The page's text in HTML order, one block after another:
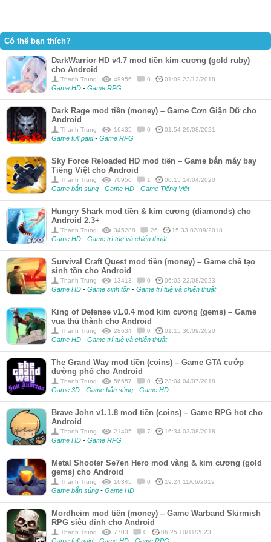
Có thể bạn thích?
DarkWarrior HD v4.7 mod tiền kim cương (gold ruby)
cho Android
Thanh Trung 49956 0 01:09 23/12/2018
Game HD - Game RPG
Dark Rage mod tiền (money) – Game Cơn Giận Dữ cho
Android
Thanh Trung 16435 0 01:54 29/08/2021
Game full paid- Game RPG
Sky Force Reloaded HD mod tiền – Game bắn máy bay
Tiếng Việt cho Android
Thanh Trung 70950 1 00:15 14/04/2020
Game bắn súng - Game HD - Game Tiếng Việt
Hungry Shark mod tiền & kim cương (diamonds) cho
Android 2.3+
Thanh Trung 345288 26 15:33 02/09/2018
Game HD - Game trí tuệ và chiến thuật
Survival Craft Quest mod tiền (money) – Game chế tạo
sinh tồn cho Android
Thanh Trung 13413 0 06:02 22/08/2023
Game HD - Game sinh tồn - Game trí tuệ và chiến thuật
King of Defense v1.0.4 mod kim cương (gems) – Game
vua thủ thành cho Android
Thanh Trung 28634 0 01:15 30/09/2020
Game HD - Game trí tuệ và chiến thuật
The Grand Way mod tiền (coins) – Game GTA cướp
đường phố cho Android
Thanh Trung 56657 0 23:04 04/07/2018
Game 3D - Game bắn súng - Game HD
Brave John v1.1.8 mod tiền (coins) – Game RPG hot cho
Android
Thanh Trung 21405 7 16:34 03/08/2018
Game HD - Game RPG
Metal Shooter Se7en Hero mod vàng & kim cương (gold
gems) cho Android
Thanh Trung 16345 0 19:24 11/06/2019
Game bắn súng - Game HD
Mordheim mod tiền (money) – Game Warband Skirmish
RPG siêu đỉnh cho Android
Thanh Trung 7703 0 06:25 10/11/2023